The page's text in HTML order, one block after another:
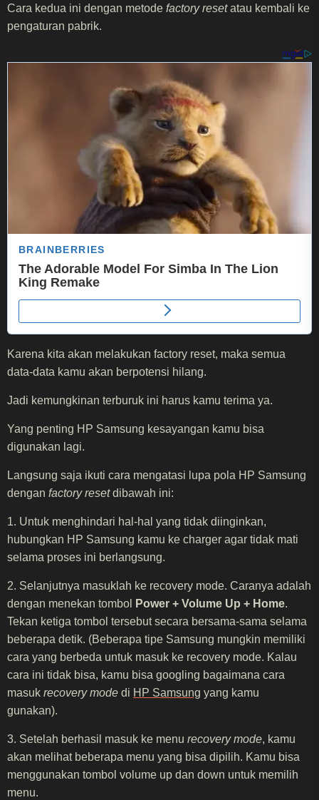
Cara kedua ini dengan metode factory resetatau kembali ke
pengaturan pabrik.
Karena kita akan melakukan factory reset, maka semua
data-data kamu akan berpotensi hilang.
Jadi kemungkinan terburuk ini harus kamu terima ya.
Yang penting HP Samsung kesayangan kamu bisa
digunakan lagi.
Langsung saja ikuti cara mengatasi lupa pola HP Samsung
dengan factory resetdibawah ini:
1. Untuk menghindari hal-hal yang tidak diinginkan,
hubungkan HP Samsung kamu ke charger agar tidak mati
selama proses ini berlangsung.
2. Selanjutnya masuklah ke recovery mode. Caranya adalah
dengan menekan tombol
Power + Volume Up + Home.
Tekan ketiga tombol tersebut secara bersama-sama selama
beberapa detik. (Beberapa tipe Samsung mungkin memiliki
cara yang berbeda untuk masuk ke recovery mode. Kalau
cara ini tidak bisa, kamu bisa googling bagaimana cara
masuk recovery mode di HP Samsung yang kamu
gunakan).
3. Setelah berhasil masuk ke menu recovery mode, kamu
akan melihat beberapa menu yang bisa dipilih. Kamu bisa
menggunakan tombol volume up dan down untuk memilih
menu.